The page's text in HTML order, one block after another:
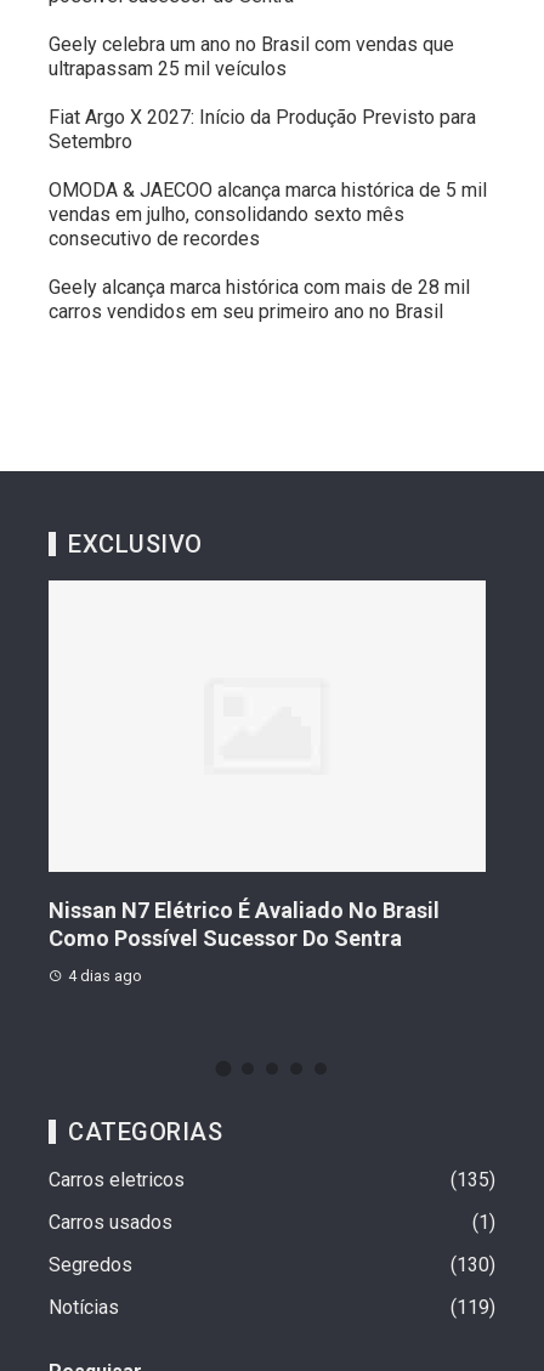
Geely celebra um ano no Brasil com vendas que
ultrapassam 25 mil veículos
Fiat Argo X 2027: Início da Produção Previsto para
Setembro
OMODA & JAECOO alcança marca histórica de 5 mil
vendas em julho, consolidando sexto mês
consecutivo de recordes
Geely alcança marca histórica com mais de 28 mil
carros vendidos em seu primeiro ano no Brasil
EXCLUSIVO
Nissan N7 Elétrico É Avaliado No Brasil
Como Possível Sucessor Do Sentra
4 dias ago
CATEGORIAS
Carros eletricos
135
Carros usados
1
Segredos
130
Notícias
119